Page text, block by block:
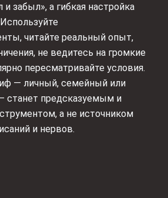
и забыл», а гибкая настройка
читайте реальный опыт,
не ведитесь на громкие
пересматривайте условия.
— личный, семейный или
станет предсказуемым и
а не источником
и нервов.